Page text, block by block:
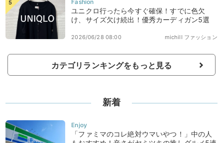
ユニクロ行ったら今すぐ確保！すでに色欠
け、サイズ欠け続出！優秀カーディガン5選
michill ファッション
2026/06/28 08:00
カテゴリランキングをもっと見る
新着
「ファミマのコレ絶対ウマいやつ！」中の人